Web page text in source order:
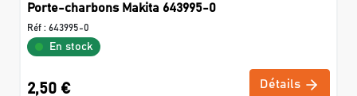
Porte-charbons Makita 643995-0
Réf : 643995-0
En stock
2,50 € Détails